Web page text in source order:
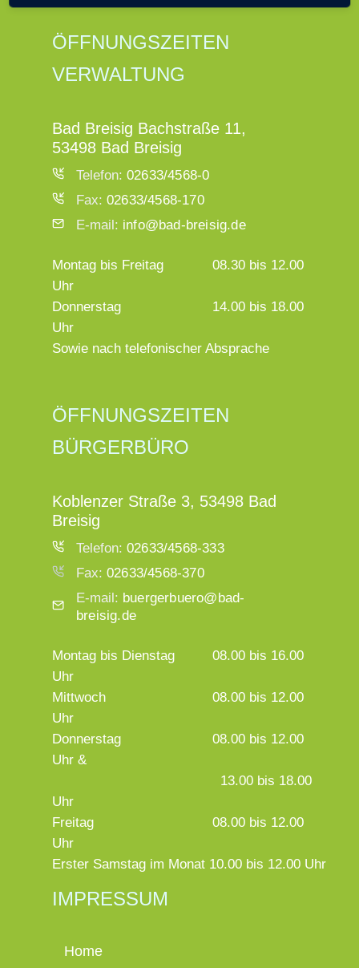
ÖFFNUNGSZEITEN
VERWALTUNG
Bad Breisig Bachstraße 11,
53498 Bad Breisig
Telefon: 02633/4568-0
Fax: 02633/4568-170
E-mail: info@bad-breisig.de
Montag bis Freitag
08.30 bis 12.00
Uhr
Donnerstag
14.00 bis 18.00
Uhr
Sowie nach telefonischer Absprache
ÖFFNUNGSZEITEN
BÜRGERBÜRO
Koblenzer Straße 3, 53498 Bad
Breisig
Telefon: 02633/4568-333
Fax: 02633/4568-370
E-mail: buergerbuero@bad-
breisig.de
Montag bis Dienstag
08.00 bis 16.00
Uhr
Mittwoch
08.00 bis 12.00
Uhr
Donnerstag
08.00 bis 12.00
Uhr &
13.00 bis 18.00
Uhr
Freitag
08.00 bis 12.00
Uhr
Erster Samstag im Monat 10.00 bis 12.00 Uhr
IMPRESSUM
Home